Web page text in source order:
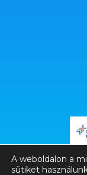
A weboldalon a
sütiket